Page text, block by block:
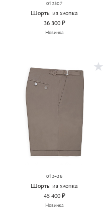
012507
Шорты из хлопка
36 300 ₽
Новинка
012436
Шорты из хлопка
45 400 ₽
Новинка